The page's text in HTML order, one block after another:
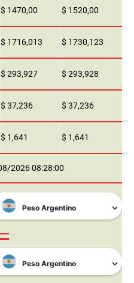
$ 1470,00 $ 1520,00
$ 1716,013 $ 1730,123
$ 293,927 $ 293,928
$ 37,236 $ 37,236
$ 1,641 $ 1,641
2026 08:28:00